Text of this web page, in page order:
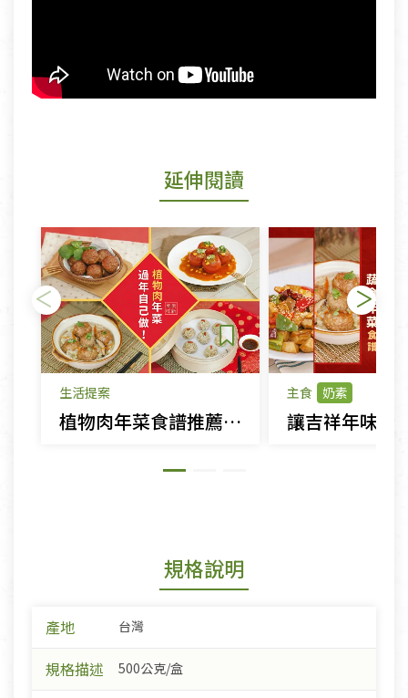
延伸閱讀
生活提案
植物肉年菜食譜推薦｜黃萬金老師教你做素食獅子頭、珍珠丸子
主食 奶素
規格說明
產地 台灣
規格描述 500公克/盒